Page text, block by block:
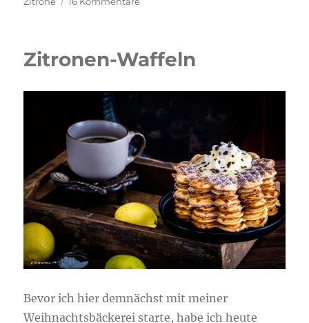
mit
Zitronen-Waffeln
Bevor ich hier demnächst mit meiner
Weihnachtsbäckerei starte, habe ich heute